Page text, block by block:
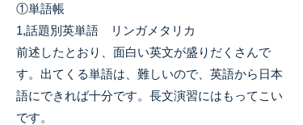
①単語帳
1,話題別英単語 リンガメタリカ
前述したとおり、面白い英文が盛りだくさんで
す。出てくる単語は、難しいので、英語から日本
語にできれば十分です。長文演習にはもってこい
です。